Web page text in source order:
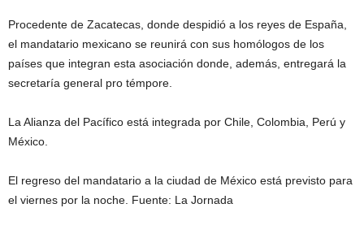
Procedente de Zacatecas, donde despidió a los reyes de España,
el mandatario mexicano se reunirá con sus homólogos de los
países que integran esta asociación donde, además, entregará la
secretaría general pro témpore.
La Alianza del Pacífico está integrada por Chile, Colombia, Perú y
México.
El regreso del mandatario a la ciudad de México está previsto para
el viernes por la noche. Fuente: La Jornada